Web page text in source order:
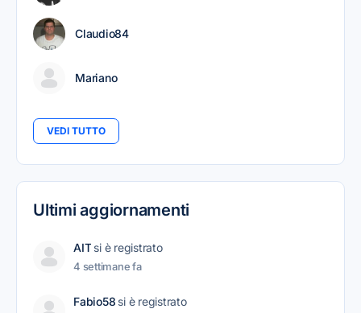
Claudio84
Mariano
VEDI TUTTO
Ultimi aggiornamenti
AIT si è registrato
4 settimane fa
Fabio58 si è registrato